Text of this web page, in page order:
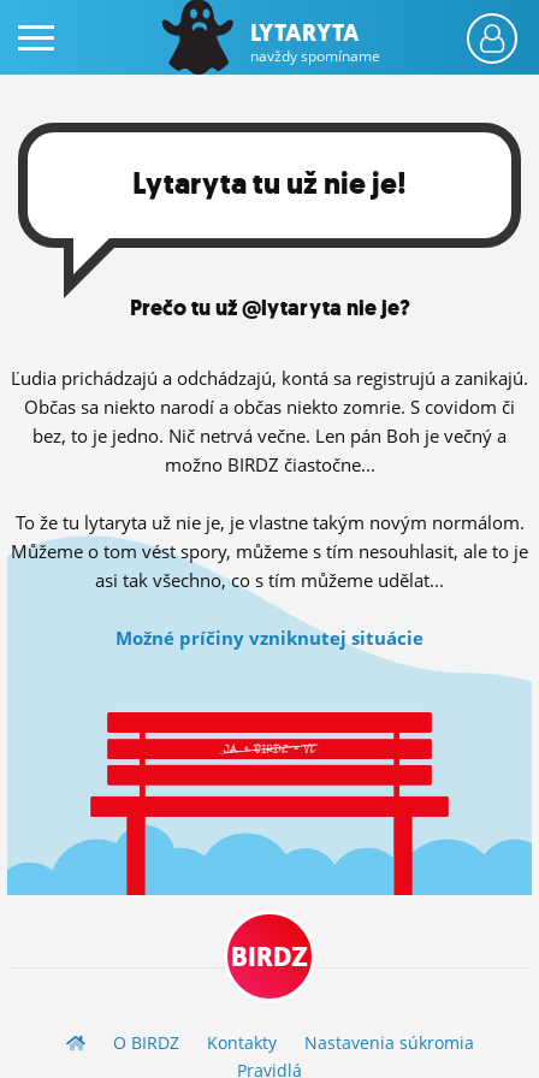
PRIHLÁS SA
ČINŽIAK
FÓRUM
STATUSY
BLOGY
OBRÁZKY
ĽUDIA
ROLETA
LYTARYTA
navždy spomíname
Lytaryta tu už nie je!
Prečo tu už @lytaryta nie je?
Ľudia prichádzajú a odchádzajú, kontá sa registrujú a zanikajú.
Občas sa niekto narodí a občas niekto zomrie. S covidom či
bez, to je jedno. Nič netrvá večne. Len pán Boh je večný a
možno BIRDZ čiastočne...
To že tu lytaryta už nie je, je vlastne takým novým normálom.
Můžeme o tom vést spory, můžeme s tím nesouhlasit, ale to je
asi tak všechno, co s tím můžeme udělat...
Možné príčiny vzniknutej situácie
BIRDZ
O BIRDZ Kontakty
Nastavenia súkromia
Pravidlá